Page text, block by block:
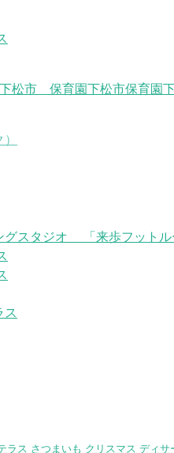
下松市 保育園下松市保育園
グスタジオ 「来歩フットル
ラス さつまいも クリスマス ディサ